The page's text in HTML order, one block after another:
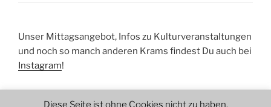
Unser Mittagsangebot, Infos zu Kulturveranstaltungen
und noch so manch anderen Krams findest Du auch bei
Instagram!
Diese Seite ist ohne Cookies nicht zu haben.